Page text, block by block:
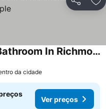
Partilhar
4 Bedroom Villa With 3 Bathroom In Richmond Hill-sleep 9 People
da cidade
Ver preços